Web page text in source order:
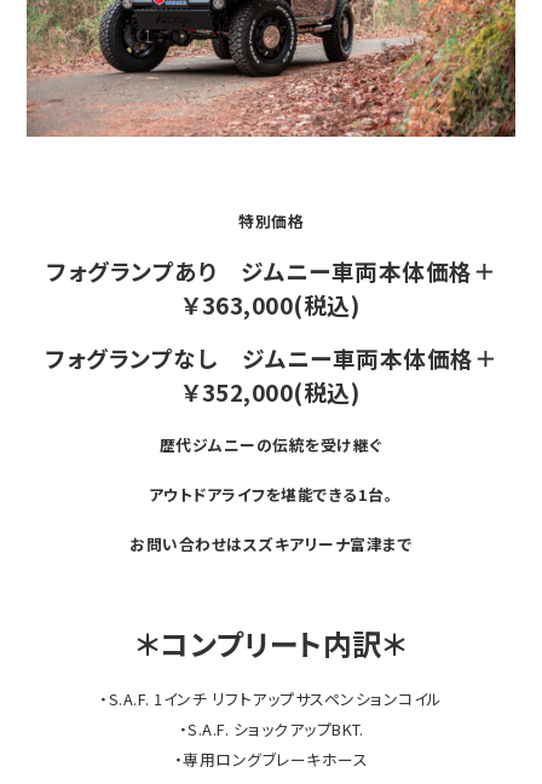
特別価格
フォグランプあり ジムニー車両本体価格＋
￥363,000(税込)
フォグランプなし ジムニー車両本体価格＋
￥352,000(税込)
歴代ジムニーの伝統を受け継ぐ
アウトドアライフを堪能できる1台。
お問い合わせはスズキアリーナ富津まで
＊コンプリート内訳＊
・S.A.F. 1インチ リフトアップサスペンションコイル
・S.A.F. ショックアップBKT.
・専用ロングブレーキホース